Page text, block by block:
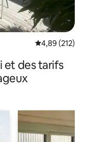
Évaluation
4,89 (212)
et des tarifs